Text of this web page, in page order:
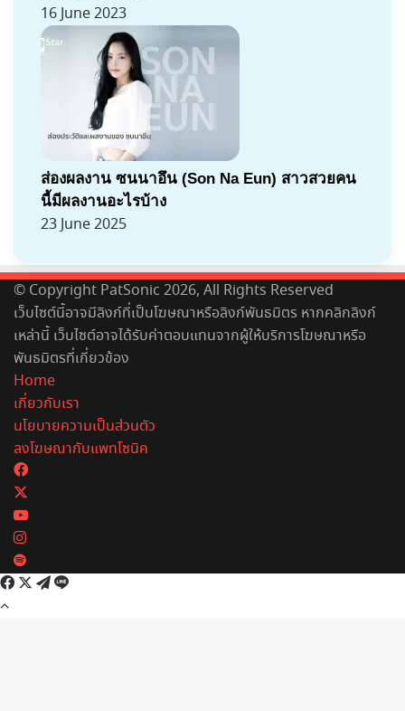
16 June 2023
ส่องผลงาน ซนนาอึน (Son Na Eun) สาวสวยคน
นี้มีผลงานอะไรบ้าง
23 June 2025
© Copyright PatSonic 2026, All Rights Reserved
เว็บไซต์นี้อาจมีลิงก์ที่เป็นโฆษณาหรือลิงก์พันธมิตร หากคลิกลิงก์
เหล่านี้ เว็บไซต์อาจได้รับค่าตอบแทนจากผู้ให้บริการโฆษณาหรือ
พันธมิตรที่เกี่ยวข้อง
Home
เกี่ยวกับเรา
นโยบายความเป็นส่วนตัว
ลงโฆษณากับแพทโซนิค
Facebook
YouTube
Instagram
Spotify
Facebook
X Telegram
Line
Back